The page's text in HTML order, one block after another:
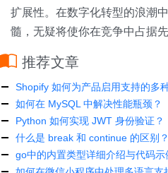
扩展性。在数字化转型的浪潮
髓，无疑将使你在竞争中占据先
推荐文章
Shopify 如何为产品启用支持的多
如何在 MySQL 中解决性能瓶颈？
Python 如何实现 JWT 身份验证？
什么是 break 和 continue 的区别？
go中的内置类型详细介绍与代码示